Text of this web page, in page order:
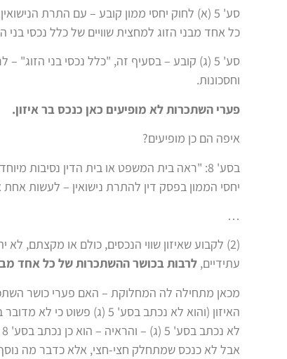
סע' 5 (א) לחוק יחסי ממון קובע – עם התרת
כל אחד מבני הזוג למחצית שוויים של כלל נכסי בני
סע' 5 (ג) קובע – בסעיף זה, "כלל נכסי בני
וחסכונות.
פערי השתכרות לא מופיעים כאן כנכס בר איזון.
איפה הם כן מופיעים?
בסע' 8: "ראה בית המשפט או בית הדין
יחסי הממון בפסק דין להתרת נישואין – לעשות
…
(2) לקבוע שאיזון שווי הנכסים, כולם או
עתידיים, לרבות בכושר ההשתכרות של כל אחד
מכאן מתחילה לה המחלוקת – האם פערי כושר
האיזון (והוא לא נכתב בסע'
לא נכתב בסע' 5 (ג) – והראיה – הוא כן נכתב בסע' 8 (2), שמדגיש שפערי השתכרות
אבל לא כנכס שמתחלק חצי-חצי, אלא כדבר מה